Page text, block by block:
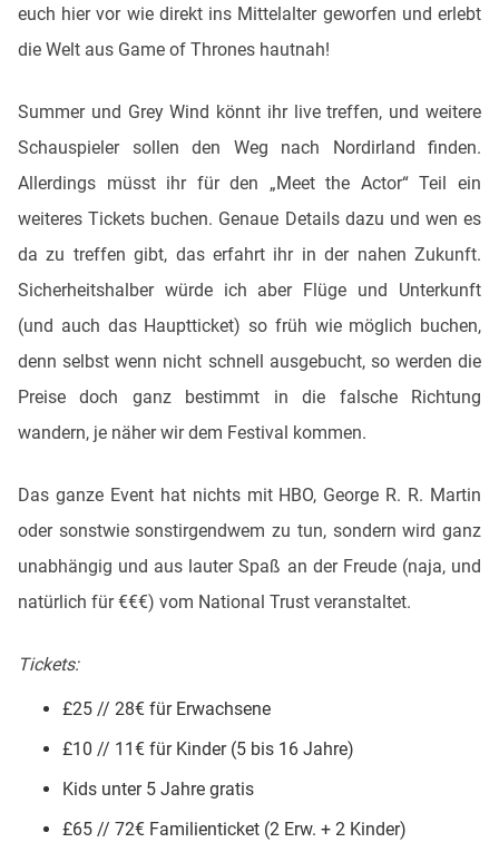
euch hier vor wie direkt ins Mittelalter geworfen und erlebt
die Welt aus Game of Thrones hautnah!
Summer und Grey Wind könnt ihr live treffen, und weitere
Schauspieler sollen den Weg nach Nordirland finden.
Allerdings müsst ihr für den „Meet the Actor“ Teil ein
weiteres Tickets buchen. Genaue Details dazu und wen es
da zu treffen gibt, das erfahrt ihr in der nahen Zukunft.
Sicherheitshalber würde ich aber Flüge und Unterkunft
(und auch das Hauptticket) so früh wie möglich buchen,
denn selbst wenn nicht schnell ausgebucht, so werden die
Preise doch ganz bestimmt in die falsche Richtung
wandern, je näher wir dem Festival kommen.
Das ganze Event hat nichts mit HBO, George R. R. Martin
oder sonstwie sonstirgendwem zu tun, sondern wird ganz
unabhängig und aus lauter Spaß an der Freude (naja, und
natürlich für €€€) vom National Trust veranstaltet.
Tickets:
£25 // 28€ für Erwachsene
£10 // 11€ für Kinder (5 bis 16 Jahre)
Kids unter 5 Jahre gratis
£65 // 72€ Familienticket (2 Erw. + 2 Kinder)